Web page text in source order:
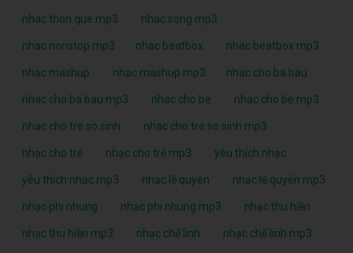
nhac thon que mp3 nhac song mp3
nhac nonstop mp3 nhac beatbox nhac beatbox mp3
nhạc mashup nhạc mashup mp3 nhac cho ba bau
nhac cho ba bau mp3 nhac cho be nhac cho be mp3
nhac cho tre so sinh nhac cho tre so sinh mp3
nhạc cho trẻ nhạc cho trẻ mp3 yêu thích nhạc
yêu thích nhạc mp3 nhạc lệ quyên nhạc lệ quyên mp3
nhạc phi nhung nhạc phi nhung mp3 nhạc thu hiền
nhạc thu hiền mp3 nhạc chế linh nhạc chế linh mp3